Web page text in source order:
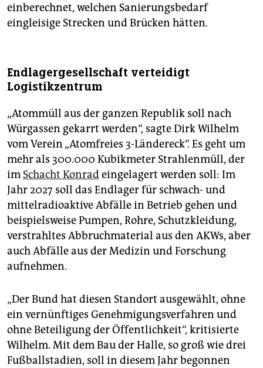
einberechnet, welchen Sanierungsbedarf
eingleisige Strecken und Brücken hätten.
Endlagergesellschaft verteidigt
Logistikzentrum
„Atommüll aus der ganzen Republik soll nach
Würgassen gekarrt werden“, sagte Dirk Wilhelm
vom Verein „Atomfreies 3-Ländereck“. Es geht um
mehr als 300.000 Kubikmeter Strahlenmüll, der
im Schacht Konradeingelagert werden soll: Im
Jahr 2027 soll das Endlager für schwach- und
mittelradioaktive Abfälle in Betrieb gehen und
beispielsweise Pumpen, Rohre, Schutzkleidung,
verstrahltes Abbruchmaterial aus den AKWs, aber
auch Abfälle aus der Medizin und Forschung
aufnehmen.
„Der Bund hat diesen Standort ausgewählt, ohne
ein vernünftiges Genehmigungsverfahren und
ohne Beteiligung der Öffentlichkeit“, kritisierte
Wilhelm. Mit dem Bau der Halle, so groß wie drei
Fußballstadien, soll in diesem Jahr begonnen